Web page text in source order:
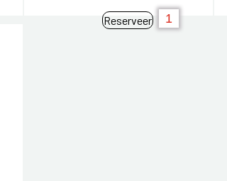
Reserveer